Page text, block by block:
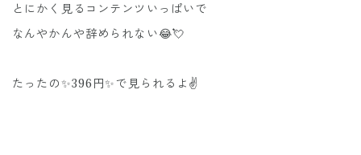
とにかく見るコンテンツいっぱいで
なんやかんや辞められない😂💘
たったの✨396円✨で見られるよ✌️